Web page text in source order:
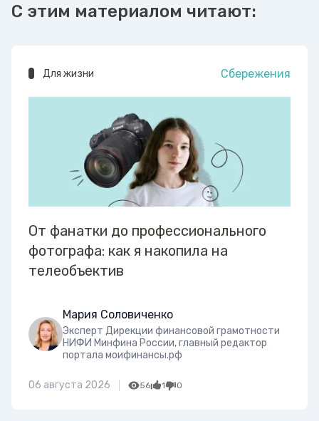
С этим материалом читают:
Для жизни Сбережения
От фанатки до профессионального
фотографа: как я накопила на
телеобъектив
Мария Соловиченко
Эксперт Дирекции финансовой грамотности
НИФИ Минфина России, главный редактор
портала моифинансы.рф
06 августа 2026 56 1 0